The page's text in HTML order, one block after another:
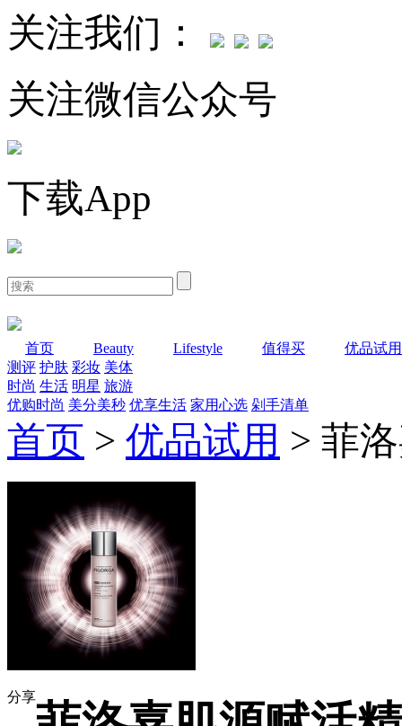
关注我们：
关注微信公众号
下载App
首页 Beauty Lifestyle 值得买
优品试用
测评 护肤 彩妆 美体
时尚 生活 明星 旅游
优购时尚 美分美秒 优享生活 家用心选 剁手清单
首页 > 优品试用 > 菲
分享